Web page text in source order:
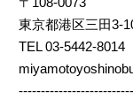
東京都港区三田3-
TEL 03-5442-